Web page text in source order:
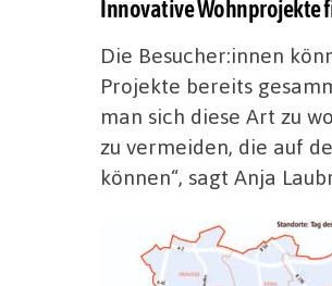
Innovative Wohnprojekte
Die Besucher:innen
Projekte bereits
man sich diese Art zu
zu vermeiden, die auf
können“, sagt Anja